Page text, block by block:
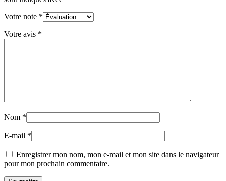
Votre note *
Votre avis *
Nom *
E-mail *
Enregistrer mon nom, mon e-mail et mon site dans le navigateur
pour mon prochain commentaire.